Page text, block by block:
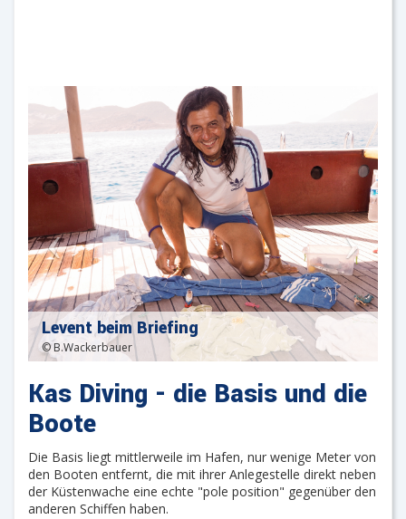
Levent beim Briefing
© B.Wackerbauer
Kas Diving - die Basis und die
Boote
Die Basis liegt mittlerweile im Hafen, nur wenige Meter von
den Booten entfernt, die mit ihrer Anlegestelle direkt neben
der Küstenwache eine echte "pole position" gegenüber den
anderen Schiffen haben.